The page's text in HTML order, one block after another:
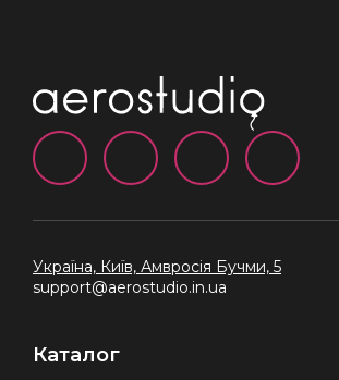
Україна, Київ, Амвросія Бучми, 5
support@aerostudio.in.ua
Каталог